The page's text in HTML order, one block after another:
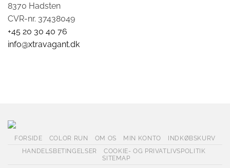
8370 Hadsten
CVR-nr. 37438049
+45 20 30 40 76
info@xtravagant.dk
FORSIDE COLOR RUN OM OS MIN KONTO
INDKØBSKURV
HANDELSBETINGELSER
COOKIE- OG PRIVATLIVSPOLITIK
SITEMAP